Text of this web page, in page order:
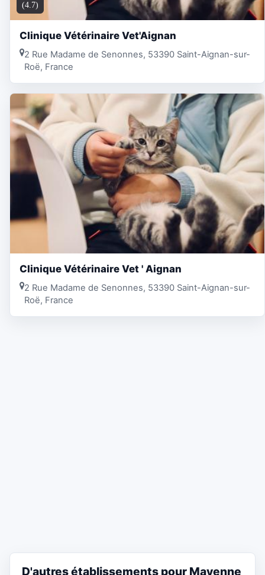
(4.7)
Clinique Vétérinaire Vet'Aignan
2 Rue Madame de Senonnes, 53390 Saint-Aignan-sur-
Roë, France
Clinique Vétérinaire Vet ' Aignan
2 Rue Madame de Senonnes, 53390 Saint-Aignan-sur-
Roë, France
D'autres établissements pour Mayenne